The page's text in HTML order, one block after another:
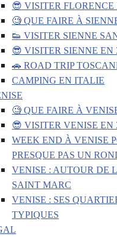
😎 VISITER FLORENCE
🧐 QUE FAIRE À
👟 VISITER SIENNE
😎 VISITER SIENNE EN
🚗 ROAD TRIP
CAMPING EN ITALIE
🧐 QUE FAIRE À
😎 VISITER VENISE EN
WEEK END À VENISE
PRESQUE PAS UN
VENISE : AUTOUR DE
SAINT MARC
VENISE : SES
TYPIQUES